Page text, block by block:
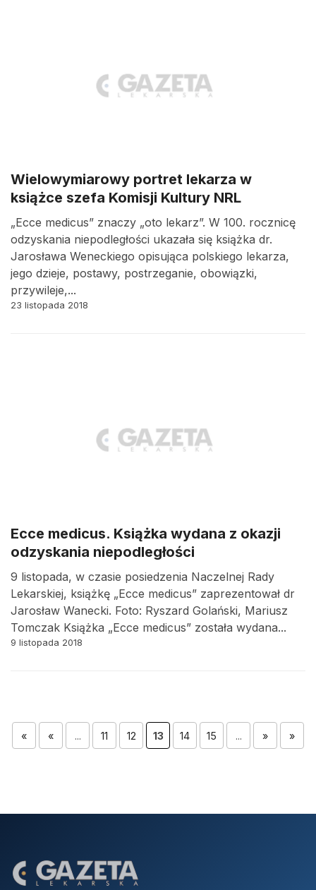
Wielowymiarowy portret lekarza w
książce szefa Komisji Kultury NRL
„Ecce medicus” znaczy „oto lekarz”. W 100. rocznicę
odzyskania niepodległości ukazała się książka dr.
Jarosława Weneckiego opisująca polskiego lekarza,
jego dzieje, postawy, postrzeganie, obowiązki,
przywileje,...
23 listopada 2018
Ecce medicus. Książka wydana z okazji
odzyskania niepodległości
9 listopada, w czasie posiedzenia Naczelnej Rady
Lekarskiej, książkę „Ecce medicus” zaprezentował dr
Jarosław Wanecki. Foto: Ryszard Golański, Mariusz
Tomczak Książka „Ecce medicus” została wydana...
9 listopada 2018
« « ... 11 12 13 14 15 ... » »